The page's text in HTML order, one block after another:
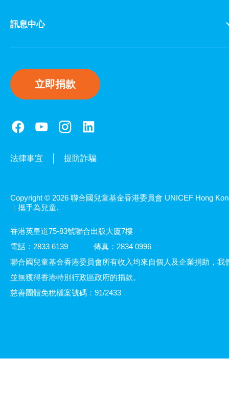
訊息中心
立即捐款
法律事宜 提防詐騙
Copyright © 2026 聯合國兒童基金香港委員會 UNICEF Hong
｜攜手為兒童.
香港英皇道75-83號聯合出版大廈7樓
電話：2833 6139
傳真：2834 0996
聯合國兒童基金香港委員會所有收入均來自個人及企業捐助，我
並無獲得香港特別行政區政府的捐款。
慈善團體免稅檔案號碼：91/2433